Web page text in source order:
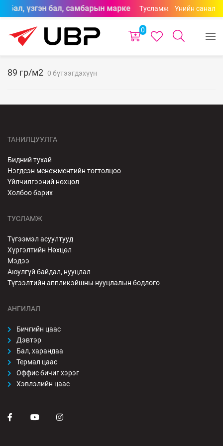
бал, үзгэн бал, самбарын маркерууд өнгөний
Тусламж Үнийн санал
0
89 гр/м2 0 бүтээгдэхүүн
ТАНИЛЦУУЛГА
Бидний тухай
Нэгдсэн менежментийн тогтолцоо
Үйлчилгээний нөхцөл
Холбоо барих
ТУСЛАМЖ
Түгээмэл асуултууд
Хүргэлтийн Нөхцөл
Мэдээ
Аюулгүй байдал, нууцлал
Түгээлтийн аппликэйшны нууцлалын бодлого
АНГИЛАЛ
Бичгийн цаас
Дэвтэр
Бал, харандаа
Термал цаас
Оффис бичиг хэрэг
Хэвлэлийн цаас